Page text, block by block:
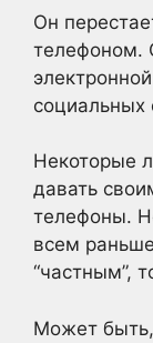
Он
телефоном.
социальных
Некоторые
давать
телефоны.
всем
“частным”,
Может